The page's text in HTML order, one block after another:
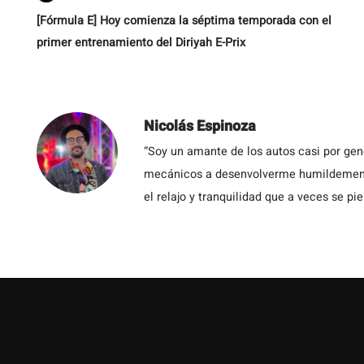
[Fórmula E] Hoy comienza la séptima temporada con el
primer entrenamiento del Diriyah E-Prix
Nicolás Espinoza
“Soy un amante de los autos casi por
mecánicos a desenvolverme
el relajo y tranquilidad que a veces se